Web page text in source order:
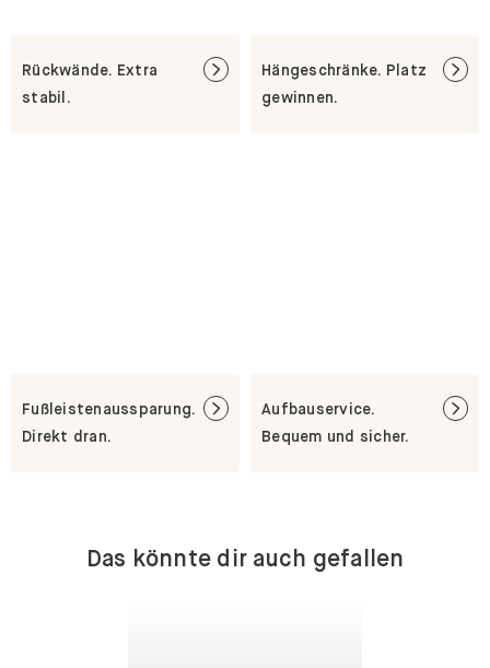
Rückwände. Extra
stabil.
Hängeschränke. Platz
gewinnen.
Fußleistenaussparung.
Direkt dran.
Aufbauservice.
Bequem und sicher.
Das könnte dir auch gefallen